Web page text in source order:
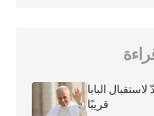
البابا
قريبًا